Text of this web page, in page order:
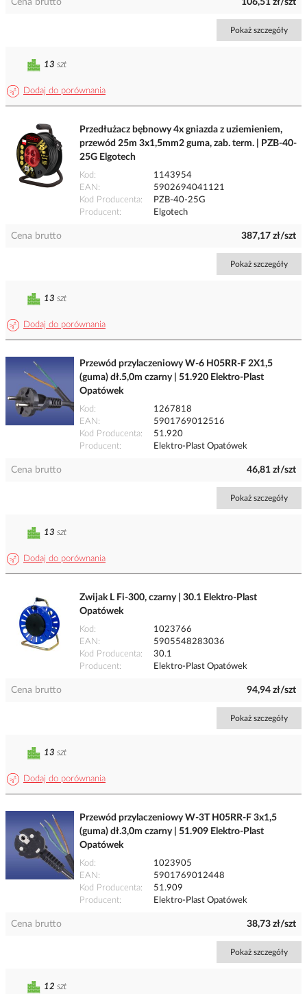
Cena brutto 106,51 zł/szt
Pokaż szczegóły
Dodaj do porównania
13 szt
Przedłużacz bębnowy 4x gniazda z uziemieniem,
przewód 25m 3x1,5mm2 guma, zab. term. | PZB-40-
25G Elgotech
Kod
1143954
EAN
5902694041121
Kod Producenta
PZB-40-25G
Producent
Elgotech
Cena brutto 387,17 zł/szt
Pokaż szczegóły
Dodaj do porównania
13 szt
Przewód przylaczeniowy W-6 H05RR-F 2X1,5
(guma) dł.5,0m czarny | 51.920 Elektro-Plast
Opatówek
Kod
1267818
EAN
5901769012516
Kod Producenta
51.920
Producent
Elektro-Plast Opatówek
Cena brutto 46,81 zł/szt
Pokaż szczegóły
Dodaj do porównania
13 szt
Zwijak L Fi-300, czarny | 30.1 Elektro-Plast
Opatówek
Kod
1023766
EAN
5905548283036
Kod Producenta
30.1
Producent
Elektro-Plast Opatówek
Cena brutto 94,94 zł/szt
Pokaż szczegóły
Dodaj do porównania
13 szt
Przewód przylaczeniowy W-3T H05RR-F 3x1,5
(guma) dł.3,0m czarny | 51.909 Elektro-Plast
Opatówek
Kod
1023905
EAN
5901769012448
Kod Producenta
51.909
Producent
Elektro-Plast Opatówek
Cena brutto 38,73 zł/szt
Pokaż szczegóły
12 szt